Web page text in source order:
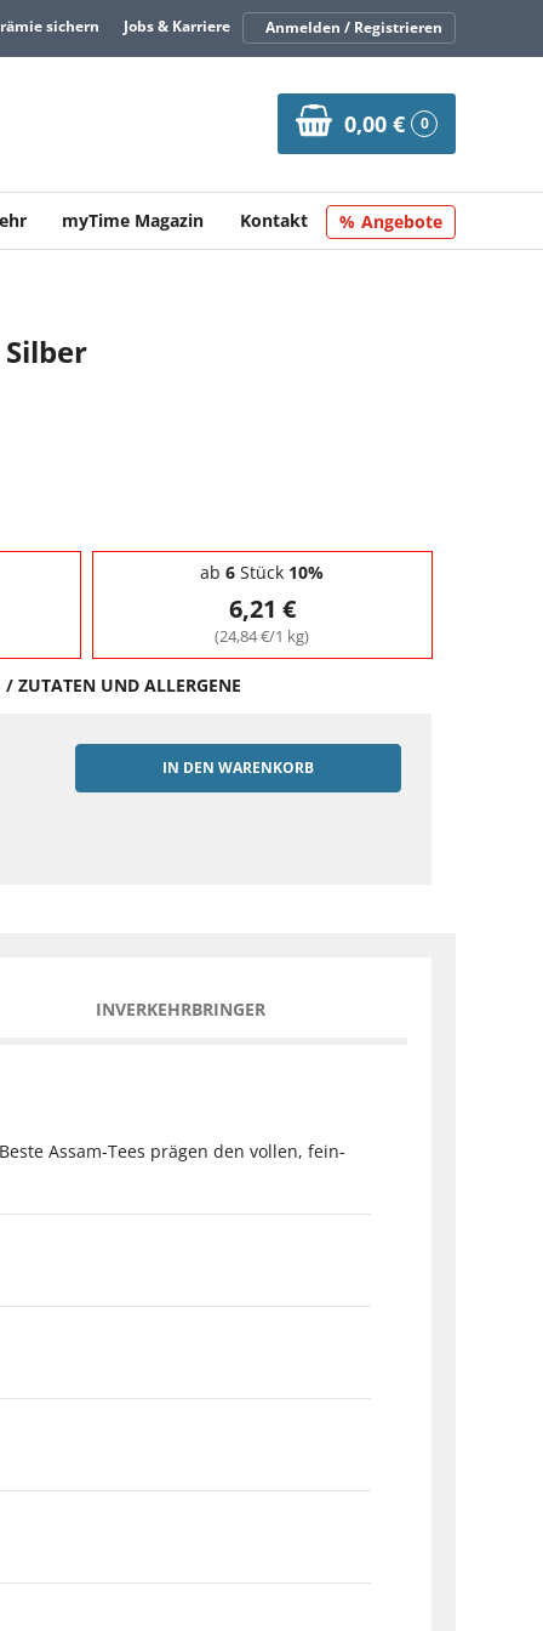
sichern Jobs & Karriere Anmelden / Registrieren
0,00 € 0
myTime Magazin Kontakt Angebote
ab 6 Stück 10%
6,21 €
(24,84 €/1 kg)
/ ZUTATEN UND ALLERGENE
IN DEN WARENKORB
INVERKEHRBRINGER
Assam-Tees prägen den vollen, fein-